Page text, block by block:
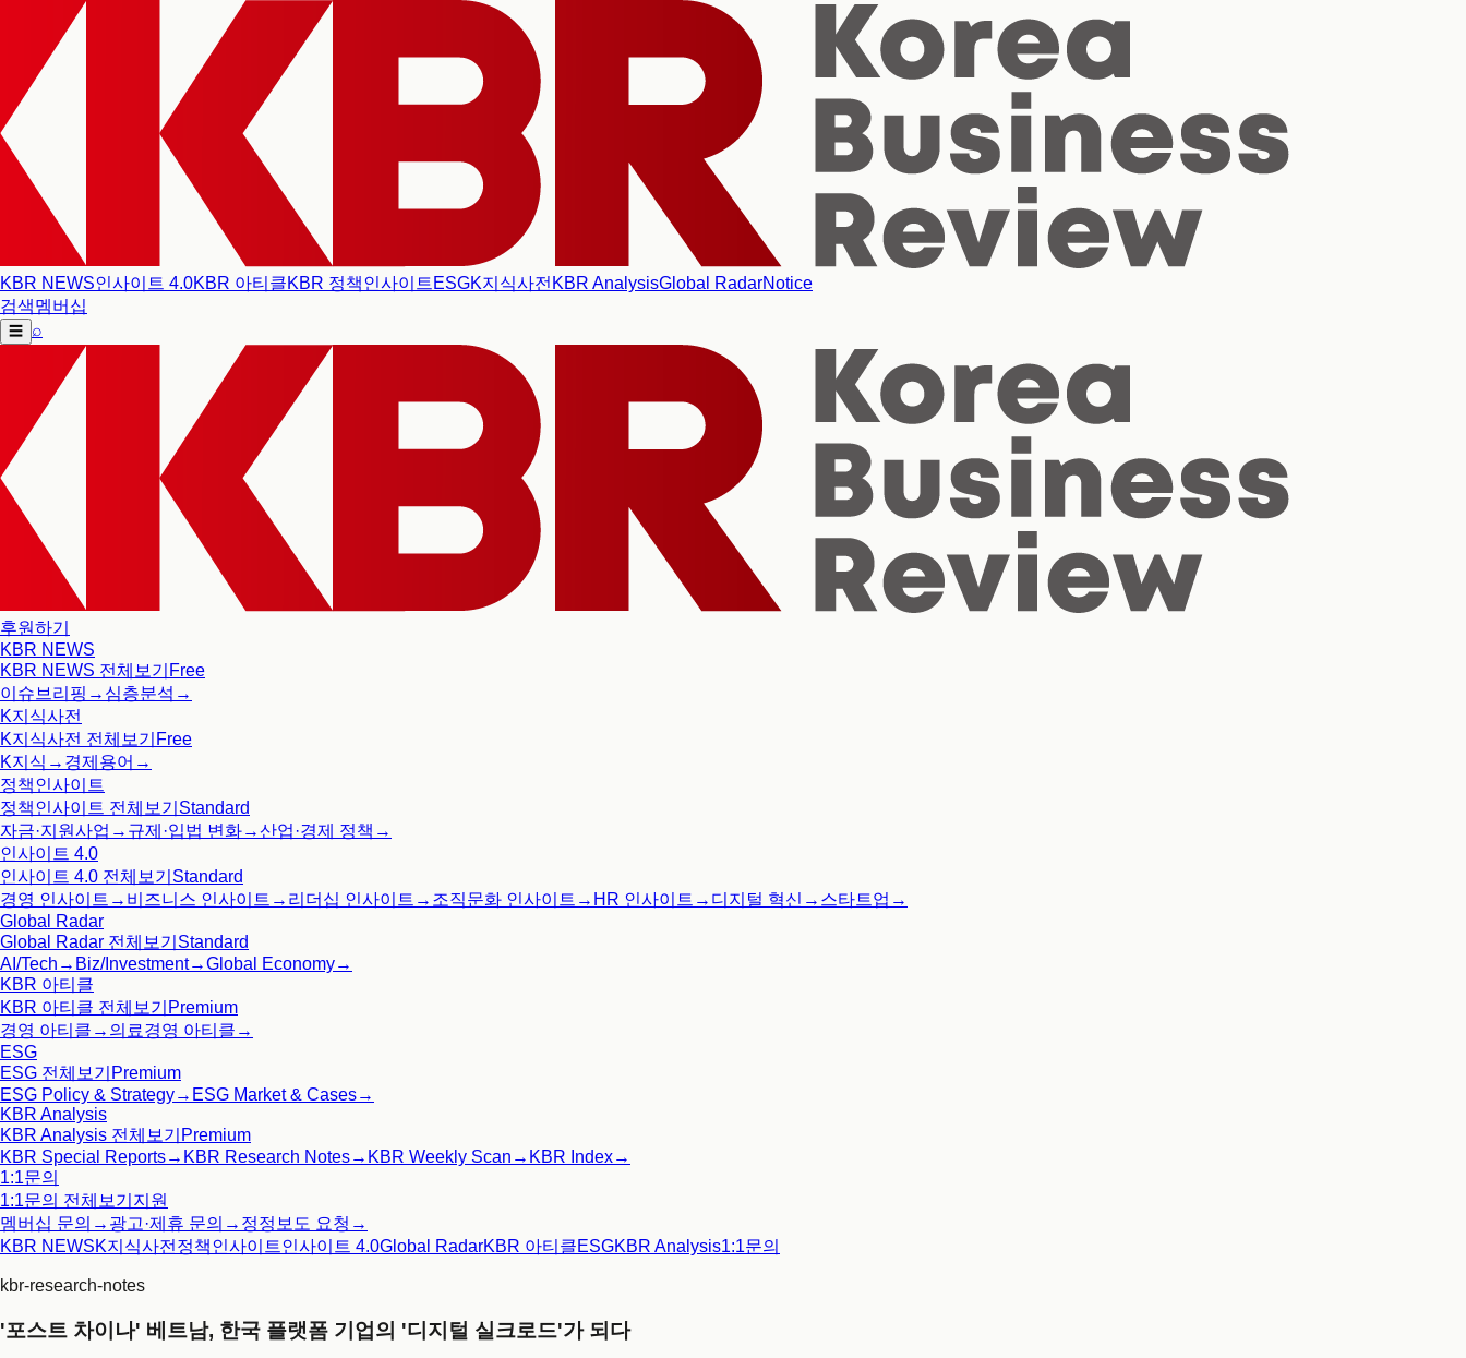
KBR NEWS인사이트 4.0KBR 아티클KBR 정책인사이트 ESGK지식사전 KBR AnalysisGlobal RadarNotice
검색멤버십
☰ ⌕
후원하기
KBR NEWS
KBR NEWS 전체보기 Free
이슈브리핑 → 심층분석 →
K지식사전
K지식사전 전체보기 Free
K지식 → 경제용어 →
정책인사이트
정책인사이트 전체보기 Standard
자금·지원사업 → 규제·입법 변화→산업·경제 정책 →
인사이트 4.0
인사이트 4.0 전체보기 Standard
경영 인사이트 → 비즈니스 인사이트 → 리더십 인사이트 → 조직문화 인사이트 → HR 인사이트 → 디지털 혁신 → 스타트업 →
Global Radar
Global Radar 전체보기 Standard
AI/Tech → Biz/Investment→Global Economy→
KBR 아티클
KBR 아티클 전체보기 Premium
경영 아티클 → 의료경영 아티클 →
ESG
ESG 전체보기 Premium
ESG Policy & Strategy→ ESG Market & Cases→
KBR Analysis
KBR Analysis 전체보기 Premium
KBR Special Reports→ KBR Research Notes→ KBR Weekly Scan → KBR Index→
1:1문의
1:1문의 전체보기 지원
멤버십 문의 → 광고·제휴 문의 → 정정보도 요청 →
KBR NEWSK지식사전 정책인사이트인사이트 4.0Global RadarKBR 아티클ESGKBR Analysis1:1문의
kbr-research-notes
'포스트 차이나' 베트남, 한국 플랫폼 기업의 '디지털 실크로드'가 되다